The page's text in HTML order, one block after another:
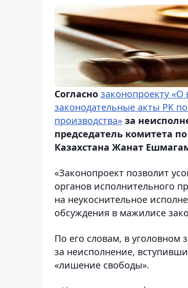
Согласно законопроекту
законодательные акты РК
производства» за
председатель комитета
Казахстана Жанат
«Законопроект позволит
органов исполнительного
на неукоснительное
обсуждения в мажилисе
По его словам, в уголовном
за неисполнение,
«лишение свободы».